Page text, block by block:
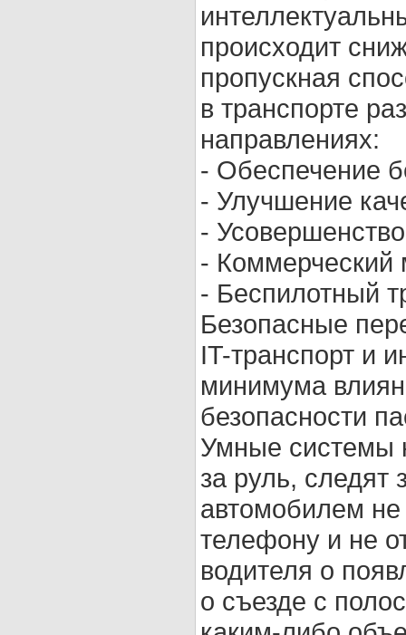
происходит
пропускная
в транспорте
направлениях:
- Обеспечение
- Улучшение
-
- Коммерческий
- Беспилотный
Безопасные
IT-транспорт и
минимума
безопасности
Умные системы
за руль, следят
автомобилем не
телефону и не
водителя о
о съезде с